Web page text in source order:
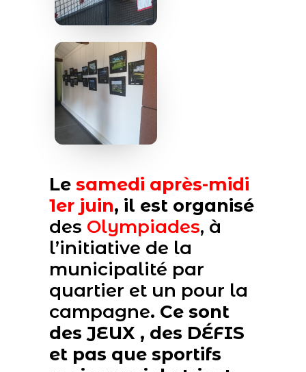
Le samedi après-midi
1er juin, il est organisé
des Olympiades, à
l’initiative de la
municipalité par
quartier et un pour la
campagne. Ce sont
des JEUX , des DÉFIS
et pas que sportifs